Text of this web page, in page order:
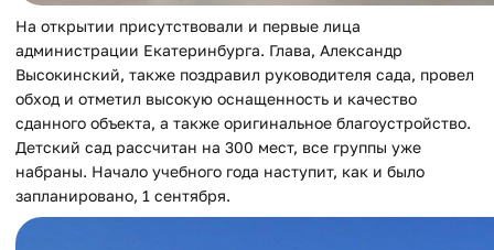
На открытии присутствовали и первые лица
администрации Екатеринбурга. Глава, Александр
Высокинский, также поздравил руководителя сада, провел
обход и отметил высокую оснащенность и качество
сданного объекта, а также оригинальное благоустройство.
Детский сад рассчитан на 300 мест, все группы уже
набраны. Начало учебного года наступит, как и было
запланировано, 1 сентября.